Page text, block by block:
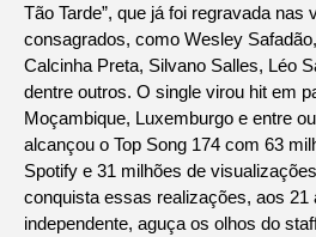
Tão Tarde”, que já foi regravada nas
consagrados, como Wesley
Calcinha Preta, Silvano Salles, Léo
dentre outros. O single virou hit em
Moçambique, Luxemburgo e entre
alcançou o Top Song 174 com 63
Spotify e 31 milhões de
conquista essas realizações, aos 21
independente, aguça os olhos do